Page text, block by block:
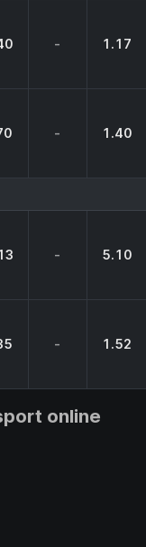
- 1.17
- 1.40
- 5.10
- 1.52
online